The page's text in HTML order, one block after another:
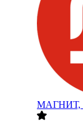
МАГНИТ,